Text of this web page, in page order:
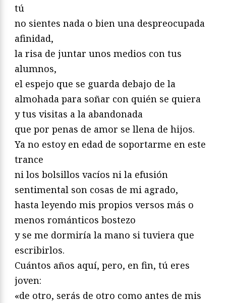
tú
no sientes nada o bien una despreocupada
afinidad,
la risa de juntar unos medios con tus
alumnos,
el espejo que se guarda debajo de la
almohada para soñar con quién se quiera
y tus visitas a la abandonada
que por penas de amor se llena de hijos.
Ya no estoy en edad de soportarme en este
trance
ni los bolsillos vacíos ni la efusión
sentimental son cosas de mi agrado,
hasta leyendo mis propios versos más o
menos románticos bostezo
y se me dormiría la mano si tuviera que
escribirlos.
Cuántos años aquí, pero, en fin, tú eres
joven:
«de otro, serás de otro como antes de mis